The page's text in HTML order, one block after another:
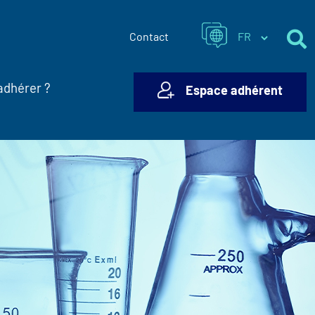
Contact
? Espace adhérent